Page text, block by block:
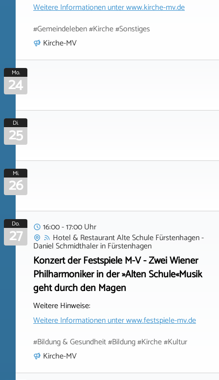
Weitere Informationen unterwww.kirche-mv.de
#Gemeindeleben #Kirche #Sonstiges
Kirche-MV
Mo.
24
Di.
25
Mi.
26
Do.
27
16:00 - 17:00 Uhr
Hotel & Restaurant Alte Schule Fürstenhagen -
Daniel SchmidthalerinFürstenhagen
Konzert der Festspiele M-V - Zwei Wiener
Philharmoniker in der »Alten Schule«Musik
geht durch den Magen
Weitere Hinweise:
Weitere Informationen unterwww.festspiele-mv.de
#Bildung & Gesundheit #Bildung #Kirche #Kultur
Kirche-MV